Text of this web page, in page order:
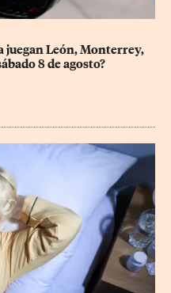
juegan León, Monterrey,
8 de agosto?